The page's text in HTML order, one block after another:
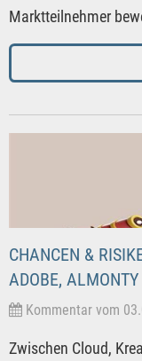
Marktteilnehmer
CHANCEN &
ADOBE,
Kommentar vom
Zwischen Cloud,